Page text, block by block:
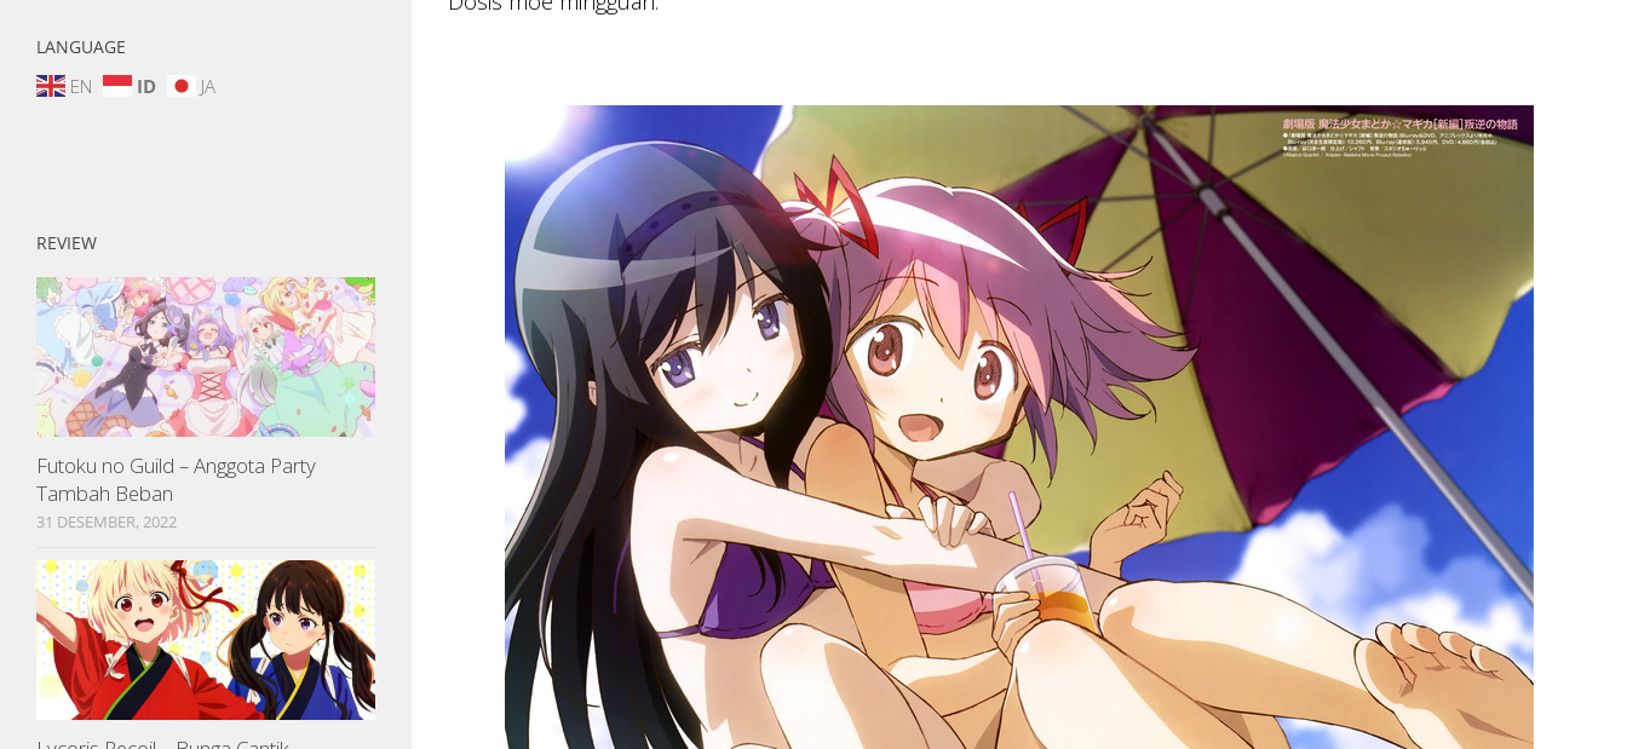
LANGUAGE
EN ID JA
REVIEW
Futoku no Guild – Anggota Party
Tambah Beban
31 DESEMBER, 2022